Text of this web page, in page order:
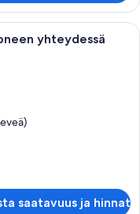
huone, jossa on
yhteydessä
saatavuus ja hinnat